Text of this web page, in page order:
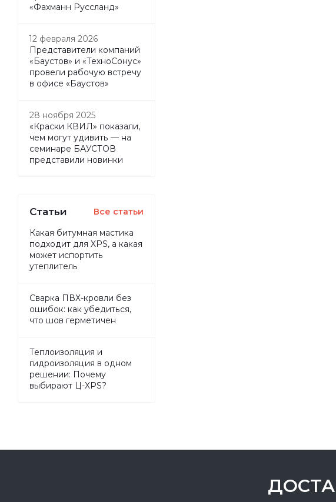
«Фахманн Руссланд»
12 февраля 2026
Представители компаний
«Баустов» и «ТехноСонус»
провели рабочую встречу
в офисе «Баустов»
28 ноября 2025
«Краски КВИЛ» показали,
чем могут удивить — на
семинаре БАУСТОВ
представили новинки
Статьи Все статьи
Какая битумная мастика
подходит для XPS, а какая
может испортить
утеплитель
Сварка ПВХ-кровли без
ошибок: как убедиться,
что шов герметичен
Теплоизоляция и
гидроизоляция в одном
решении: Почему
выбирают Ц-XPS?